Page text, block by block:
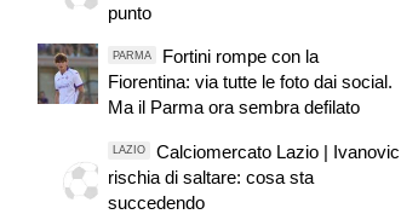
punto
PARMA
Fortini rompe con la
Fiorentina: via tutte le foto dai social.
Ma il Parma ora sembra defilato
LAZIO
Calciomercato Lazio | Ivanovic
rischia di saltare: cosa sta
succedendo